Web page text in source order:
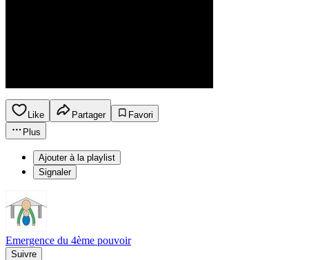
Like Partager
Favori
Plus
Ajouter à la playlist
Signaler
Emergence du 4ème pouvoir
Suivre